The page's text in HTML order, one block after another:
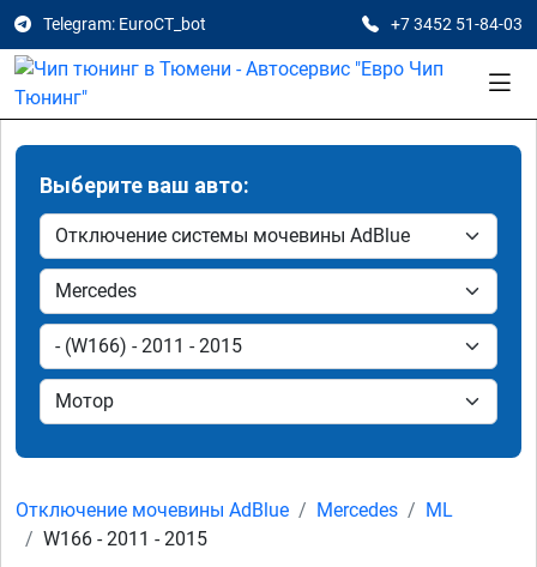
Telegram: EuroCT_bot +7 3452 51-84-03
Выберите ваш авто:
Отключение мочевины AdBlue Mercedes
ML
W166 - 2011 - 2015